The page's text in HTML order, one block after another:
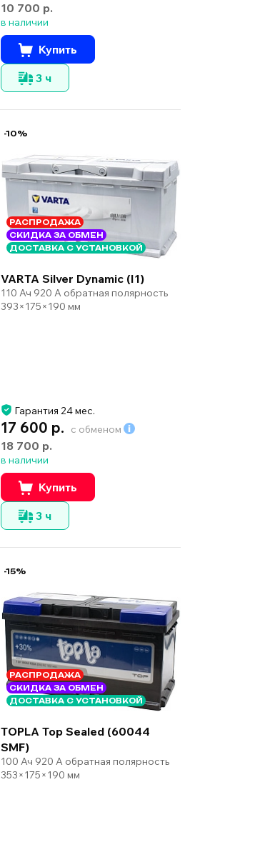
10 700 р.
в наличии
Купить
3 ч
-10%
РАСПРОДАЖА
СКИДКА ЗА ОБМЕН
ДОСТАВКА С УСТАНОВКОЙ
VARTA Silver Dynamic (I1)
110 Ач 920 А обратная полярность
393×175×190 мм
Гарантия 24 мес.
17 600 р. с обменом
18 700 р.
в наличии
Купить
3 ч
-15%
РАСПРОДАЖА
СКИДКА ЗА ОБМЕН
ДОСТАВКА С УСТАНОВКОЙ
TOPLA Top Sealed (60044
SMF)
100 Ач 920 А обратная полярность
353×175×190 мм